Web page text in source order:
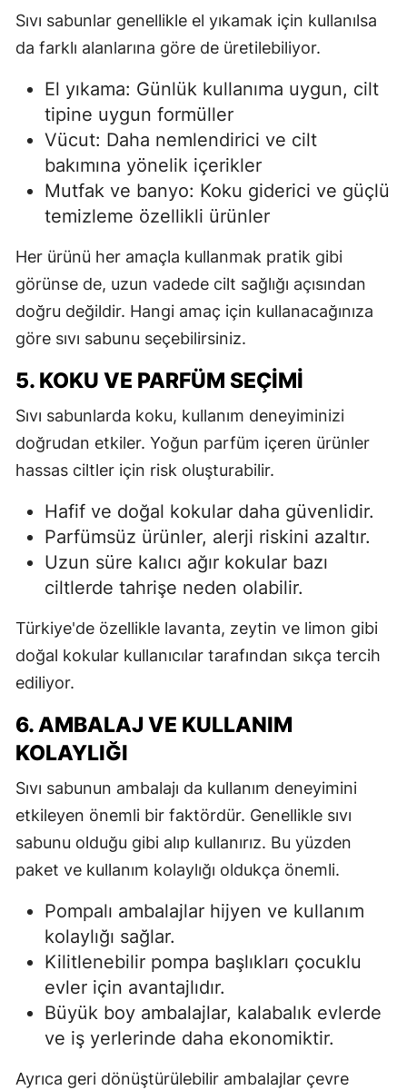
Sıvı sabunlar genellikle el yıkamak için kullanılsa
da farklı alanlarına göre de üretilebiliyor.
El yıkama: Günlük kullanıma uygun, cilt
tipine uygun formüller
Vücut: Daha nemlendirici ve cilt
bakımına yönelik içerikler
Mutfak ve banyo: Koku giderici ve güçlü
temizleme özellikli ürünler
Her ürünü her amaçla kullanmak pratik gibi
görünse de, uzun vadede cilt sağlığı açısından
doğru değildir. Hangi amaç için kullanacağınıza
göre sıvı sabunu seçebilirsiniz.
5. KOKU VE PARFÜM SEÇIMI
Sıvı sabunlarda koku, kullanım deneyiminizi
doğrudan etkiler. Yoğun parfüm içeren ürünler
hassas ciltler için risk oluşturabilir.
Hafif ve doğal kokular daha güvenlidir.
Parfümsüz ürünler, alerji riskini azaltır.
Uzun süre kalıcı ağır kokular bazı
ciltlerde tahrişe neden olabilir.
Türkiye'de özellikle lavanta, zeytin ve limon gibi
doğal kokular kullanıcılar tarafından sıkça tercih
ediliyor.
6. AMBALAJ VE KULLANIM
KOLAYLIĞI
Sıvı sabunun ambalajı da kullanım deneyimini
etkileyen önemli bir faktördür. Genellikle sıvı
sabunu olduğu gibi alıp kullanırız. Bu yüzden
paket ve kullanım kolaylığı oldukça önemli.
Pompalı ambalajlar hijyen ve kullanım
kolaylığı sağlar.
Kilitlenebilir pompa başlıkları çocuklu
evler için avantajlıdır.
Büyük boy ambalajlar, kalabalık evlerde
ve iş yerlerinde daha ekonomiktir.
Ayrıca geri dönüştürülebilir ambalajlar çevre